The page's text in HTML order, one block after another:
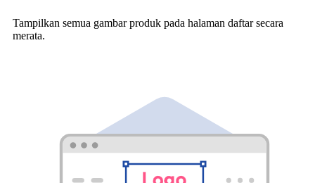
Tampilkan semua gambar produk pada halaman daftar secara
merata.